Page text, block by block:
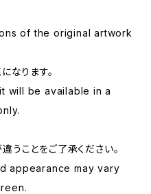
of the original artwork
なります。
will be available in a
うことをご了承ください。
appearance may vary